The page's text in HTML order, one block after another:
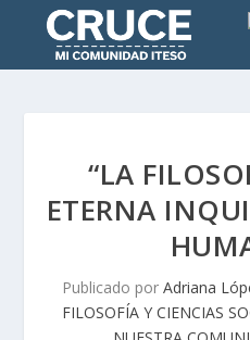
“LA
ETERNA
Publicado por Adriana
FILOSOFÍA Y CIENCIAS